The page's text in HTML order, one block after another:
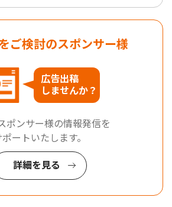
ご検討のスポンサー様
広告出稿
しませんか？
ポンサー様の情報発信を
ポートいたします。
詳細を見る